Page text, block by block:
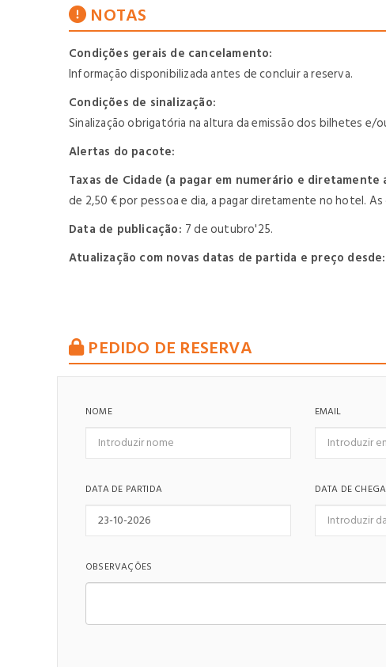
NOTAS
Condições gerais de cancelamento:
Informação disponibilizada antes de concluir a reserva.
Condições de sinalização:
Sinalização obrigatória na altura da emissão dos bilhetes e/
Alertas do pacote:
Taxas de Cidade (a pagar em numerário e diretamente
de 2,50 € por pessoa e dia, a pagar diretamente no hotel.
Data de publicação: 7 de outubro'25.
Atualização com novas datas de partida e preço desde:
PEDIDO DE RESERVA
NOME EMAIL
DATA DE PARTIDA DATA DE
OBSERVAÇÕES